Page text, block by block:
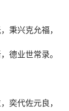
秉兴克允福，
德业世常录。
奕代佐元良，